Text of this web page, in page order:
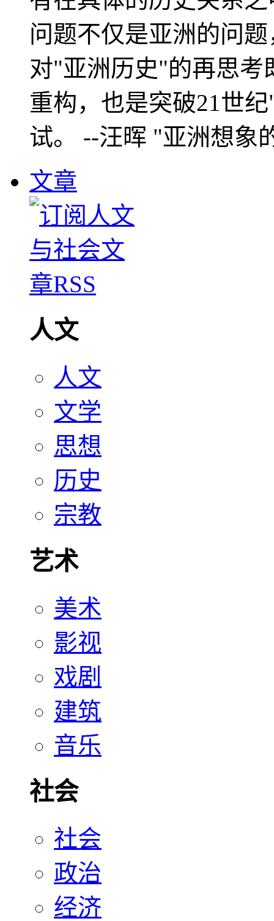
问题不仅是亚洲的问
对"亚洲历史"的再思考
重构，也是突破21世
试。 --汪晖 "亚洲想象
文章
人文
人文
文学
思想
历史
宗教
艺术
美术
影视
戏剧
建筑
音乐
社会
社会
政治
经济